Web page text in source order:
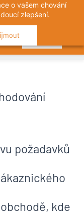
o vašem chování
zlepšení.
požadavků
kde
byť je to na
Vás požádat o